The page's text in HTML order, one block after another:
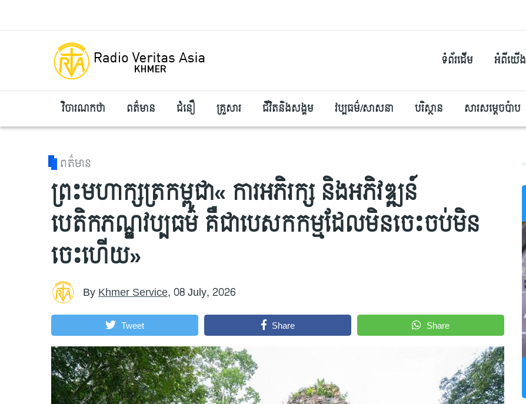
ទំព័រដើម អំពីយើង
វិចារណកថា ពត៌មាន ជំនឿ គ្រួសារ ជីវិតនិងសង្គម វប្បធម៌/សាសនា បរិស្ថាន សារសម្តេចប៉ាប
ពត៌មាន
ព្រះមហាក្សត្រកម្ពុជា« ការអភិរក្ស និងអភិវឌ្ឍន៍
បេតិកភណ្ឌវប្បធម៌ គឺជាបេសកកម្មដែលមិនចេះចប់មិន
ចេះហើយ»
ByKhmer Service,08 July, 2026
Tweet Share Share